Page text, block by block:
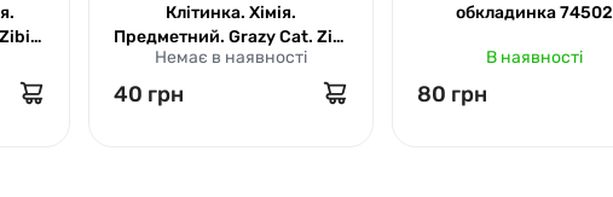
Клітинка. Хімія.
Предметний. Grazy Cat. Zibi
1703-04
Немає в наявності
40 грн
обкладинка 74502
В наявності
80 грн